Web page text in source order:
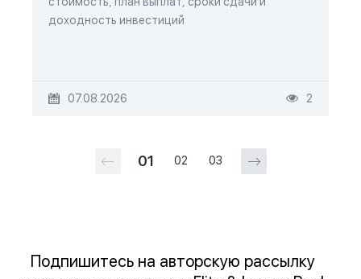
доходность инвестиций
07.08.2026 2
01 02 03
Подпишитесь на авторскую рассылку